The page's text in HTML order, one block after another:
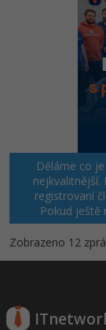
Děláme co
registrovaní
Pokud ještě
Zobrazeno 12